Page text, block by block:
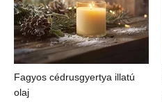
Fagyos cédrusgyertya illatú
olaj